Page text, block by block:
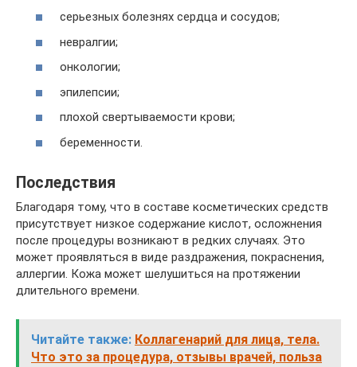
серьезных болезнях сердца и сосудов;
невралгии;
онкологии;
эпилепсии;
плохой свертываемости крови;
беременности.
Последствия
Благодаря тому, что в составе косметических средств
присутствует низкое содержание кислот, осложнения
после процедуры возникают в редких случаях. Это
может проявляться в виде раздражения, покраснения,
аллергии. Кожа может шелушиться на протяжении
длительного времени.
Читайте также: Коллагенарий для лица, тела.
Что это за процедура, отзывы врачей, польза